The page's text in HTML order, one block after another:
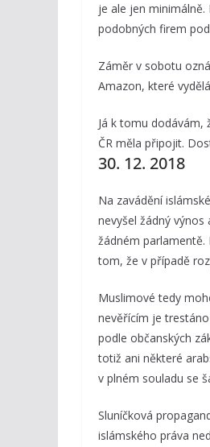
je ale jen
podobných firem
Záměr v sobotu
Amazon, které
Já k tomu dodávám,
ČR měla připojit.
30. 12. 2018
Na zavádění
nevyšel žádný výnos
žádném parlamentě.
tom, že v případě
Muslimové tedy
nevěřícím je
podle občanských
totiž ani některé
v plném souladu se
Sluníčková
islámského práva